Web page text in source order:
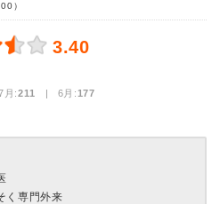
）
3.40
月:211 | 6月:177
く専門外来